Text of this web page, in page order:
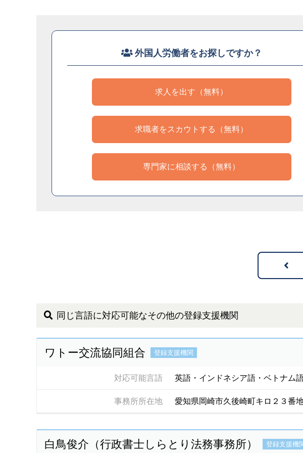
外国人労働者をお探しですか？
求人を出す（無料）
求職者をスカウトする（無料）
専門家に相談する（無料）
同じ言語に対応可能なその他の登録支援機関
ワトー交流協同組合 登録支援機関
対応可能言語 英語・インドネシア語・ベトナム
事務所所在地 愛知県岡崎市久後崎町キロ２３番
白鳥俊介（行政書士しらとり法務事務所） 登録支援機